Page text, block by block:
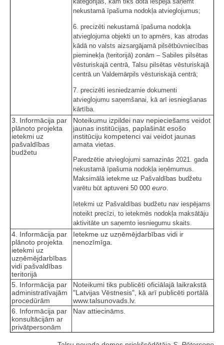
nekustamā īpašuma nodokļa atvieglojumus;
6. precizēti nekustamā īpašuma nodokļa
atvieglojuma objekti un to apmērs, kas atrodas
kādā no valsts aizsargājamā pilsētbūvniecības
pieminekļa (teritorijā) zonām – Sabiles pilsētas
vēsturiskajā centrā, Talsu pilsētas vēsturiskajā
centrā un Valdemārpils vēsturiskajā centrā;
7. precizēti iesniedzamie dokumenti
atvieglojumu saņemšanai, kā arī iesniegšanas
kārtība.
3. Informācija par
plānoto projekta
ietekmi uz
pašvaldības
budžetu
Noteikumu izpildei nav nepieciešams veidot
jaunas institūcijas, paplašināt esošo
institūciju kompetenci vai veidot jaunas
amata vietas.
Paredzētie atvieglojumi samazinās 2021. gada
nekustamā īpašuma nodokļa ieņēmumus.
Maksimālā ietekme uz Pašvaldības budžetu
varētu būt aptuveni 50 000 euro
Ietekmi uz Pašvaldības budžetu nav iespējams
noteikt precīzi, to ietekmēs nodokļa maksātāju
aktivitāte un saņemto iesniegumu skaits.
4. Informācija par
plānoto projekta
ietekmi uz
uzņēmējdarbības
vidi pašvaldības
teritorijā
Ietekme uz uzņēmējdarbības vidi ir
nenozīmīga.
5. Informācija par
administratīvajām
procedūrām
Noteikumi tiks publicēti oficiālajā laikrakstā
"Latvijas Vēstnesis", kā arī publicēti portālā
www.talsunovads.lv.
6. Informācija par
konsultācijām ar
privātpersonām
Nav attiecināms.